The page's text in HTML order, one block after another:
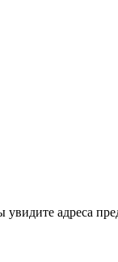
адреса